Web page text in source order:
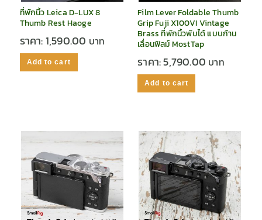
ที่พักนิ้ว Leica D-LUX 8
Thumb Rest Haoge
ราคา:1,590.00
Add to cart
Film Lever Foldable Thumb
Grip Fuji X100VI Vintage
Brass ที่พักนิ้วพับได้ แบบก้าน
เลื่อนฟิลม์ MostTap
ราคา:5,790.00
Add to cart